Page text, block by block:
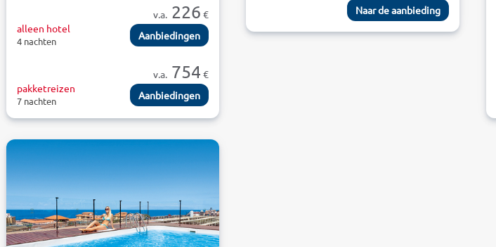
v.a. 226 €
alleen hotel
4 nachten Aanbiedingen
v.a. 754 €
pakketreizen
7 nachten Aanbiedingen
Naar de aanbieding